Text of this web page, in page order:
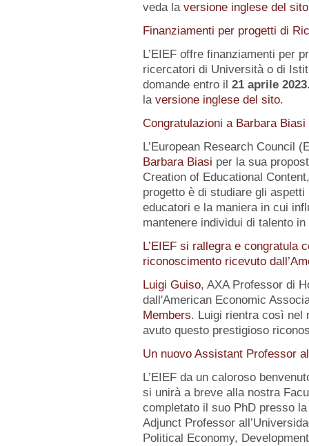
veda la versione inglese del sito
Finanziamenti per progetti di
L’EIEF offre finanziamenti per
ricercatori di Università o di
domande entro il 21 aprile 2023
la versione inglese del sito.
Congratulazioni a Barbara Biasi
L’European Research Council
Barbara Biasi per la sua
Creation of Educational
progetto è di studiare gli
educatori e la maniera in cui
mantenere individui di talento
L’EIEF si rallegra e congratula
riconoscimento ricevuto
Luigi Guiso, AXA Professor di
dall'American Economic
Members. Luigi rientra così nel
avuto questo prestigioso
Un nuovo Assistant Professor
L’EIEF da un caloroso
si unirà a breve alla nostra
completato il suo PhD presso
Adjunct Professor
Political Economy,